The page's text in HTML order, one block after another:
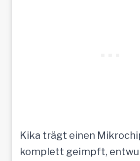
Kika trägt einen
komplett geimpft,